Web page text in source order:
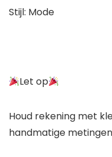
Stijl: Mode
Let op
Houd rekening met
handmatige